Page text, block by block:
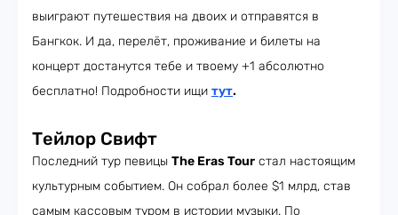
выиграют путешествия на двоих и отправятся в
Бангкок. И да, перелёт, проживание и билеты на
концерт достанутся тебе и твоему +1 абсолютно
бесплатно! Подробности ищи тут.
Тейлор Свифт
Последний тур певицы The Eras Tour стал настоящим
культурным событием. Он собрал более $1 млрд, став
самым кассовым туром в истории музыки. По